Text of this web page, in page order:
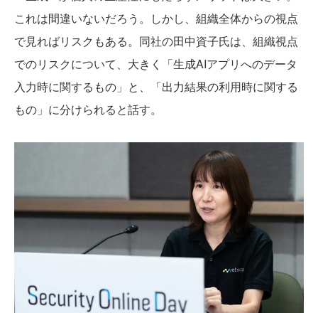
これは間違いないだろう。しかし、組織全体からの視点
で見ればリスクもある。同社の田中資子氏は、組織視点
でのリスクについて、大きく「生成AIアプリへのデータ
入力時に関するもの」と、「出力結果の利用時に関する
もの」に分けられると話す。